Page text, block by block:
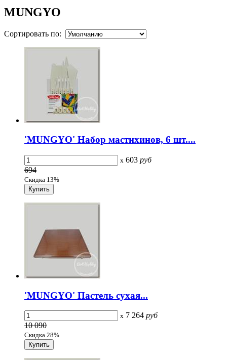
MUNGYO
Сортировать по:
'MUNGYO' Набор мастихинов, 6 шт....
x 603 руб
694
Скидка 13%
'MUNGYO' Пастель сухая...
x 7 264 руб
10 090
Скидка 28%